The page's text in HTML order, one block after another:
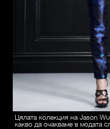
Цялата колекция на Jason
какво да очакваме в модата